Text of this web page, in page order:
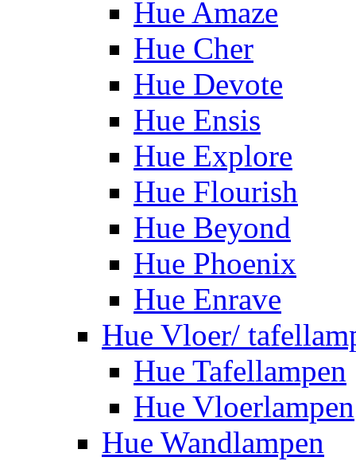
Hue Amaze
Hue Cher
Hue Devote
Hue Ensis
Hue Explore
Hue Flourish
Hue Beyond
Hue Phoenix
Hue Enrave
Hue Vloer/
Hue Tafellampen
Hue Vloerlampen
Hue Wandlampen